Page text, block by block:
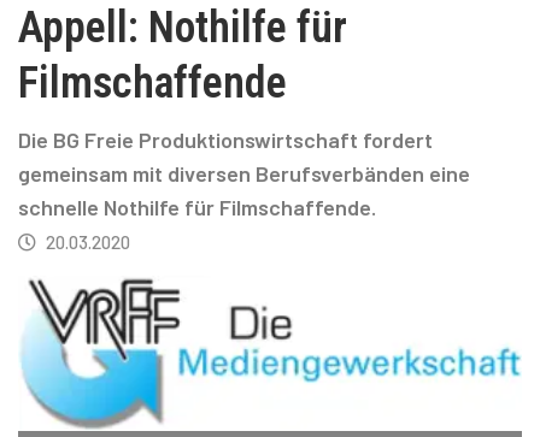
Appell: Nothilfe für
Filmschaffende
Die BG Freie Produktionswirtschaft fordert
gemeinsam mit diversen Berufsverbänden eine
schnelle Nothilfe für Filmschaffende.
20.03.2020